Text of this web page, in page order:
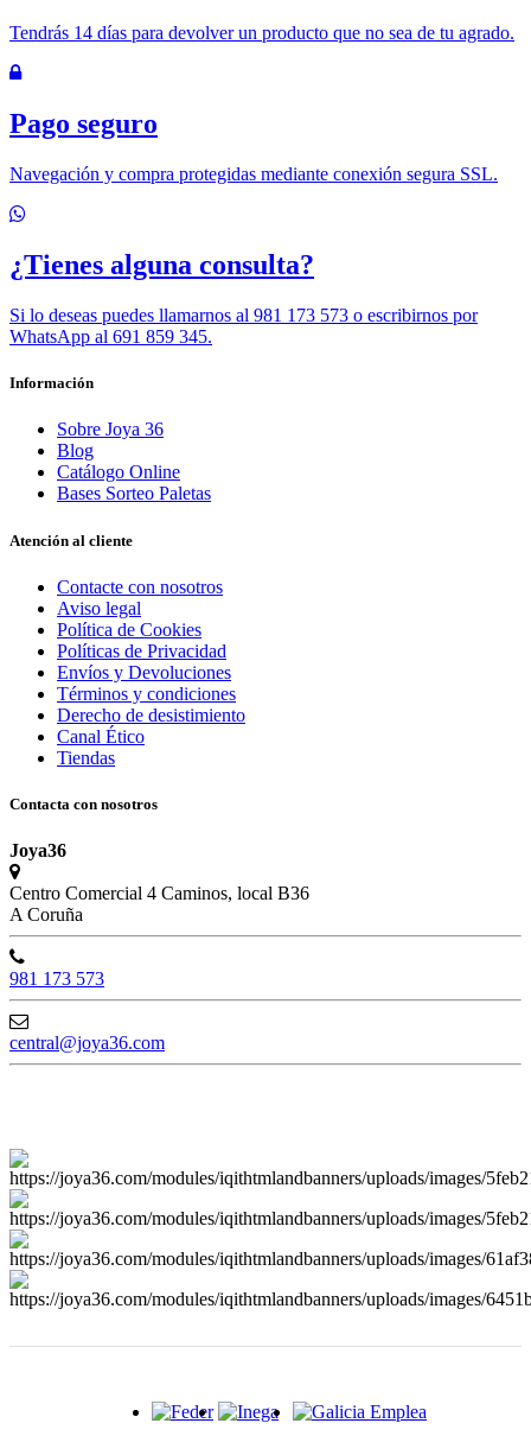
Tendrás 14 días para devolver un producto que no sea de tu agrado.
Pago seguro
Navegación y compra protegidas mediante conexión segura SSL.
¿Tienes alguna consulta?
Si lo deseas puedes llamarnos al 981 173 573 o escribirnos por
WhatsApp al 691 859 345.
Información
Sobre Joya 36
Blog
Catálogo Online
Bases Sorteo Paletas
Atención al cliente
Contacte con nosotros
Aviso legal
Política de Cookies
Políticas de Privacidad
Envíos y Devoluciones
Términos y condiciones
Derecho de desistimiento
Canal Ético
Tiendas
Contacta con nosotros
Joya36
Centro Comercial 4 Caminos, local B36
A Coruña
981 173 573
central@joya36.com